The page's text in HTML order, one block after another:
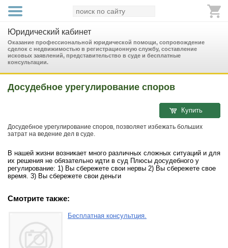
Юридический кабинет
Оказание профессиональной юридической помощи, сопровождение
сделок с недвижимостью в регистрационную службу, составление
исковых заявлений, представительство в суде и бесплатные
консультации.
Досудебное урегулирование споров
Купить
Досудебное урегулирование споров, позволяет избежать больших
затрат на ведение дел в суде.
В нашей жизни возникает много различных сложных ситуаций и для
их решения не обязательно идти в суд Плюсы досудебного у
регулирование: 1) Вы сбережете свои нервы 2) Вы сбережете свое
время. 3) Вы сбережете свои деньги
Смотрите также:
Бесплатная консультция.